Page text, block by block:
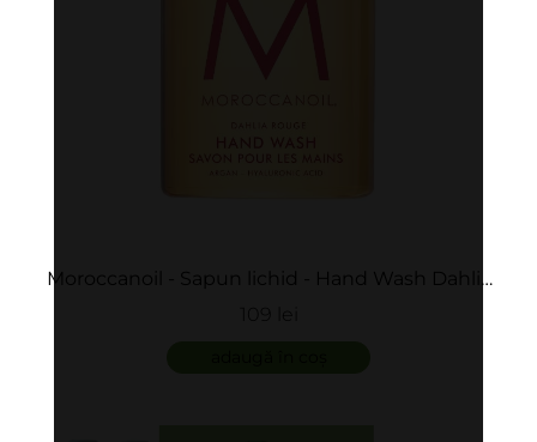
Moroccanoil - Sapun lichid - Hand Wash Dahlia
109 lei